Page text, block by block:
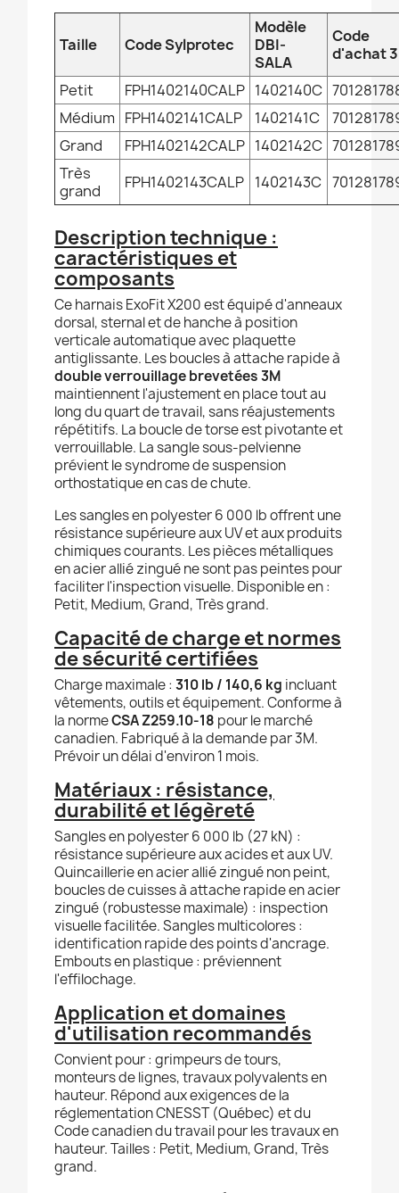
Taille Code Sylprotec
Modèle
DBI-
SALA
Code
d'achat
Petit
FPH1402140CALP 1402140C
Médium FPH1402141CALP 1402141C
Grand
FPH1402142CALP 1402142C
Très
grand
FPH1402143CALP 1402143C
Description technique :
caractéristiques et
composants
Ce harnais ExoFit X200 est équipé d'anneaux
dorsal, sternal et de hanche à position
verticale automatique avec plaquette
antiglissante. Les boucles à attache rapide à
double verrouillage brevetées 3M
maintiennent l'ajustement en place tout au
long du quart de travail, sans réajustements
répétitifs. La boucle de torse est pivotante et
verrouillable. La sangle sous-pelvienne
prévient le syndrome de suspension
orthostatique en cas de chute.
Les sangles en polyester 6 000 lb offrent une
résistance supérieure aux UV et aux produits
chimiques courants. Les pièces métalliques
en acier allié zingué ne sont pas peintes pour
faciliter l'inspection visuelle. Disponible en :
Petit, Medium, Grand, Très grand.
Capacité de charge et normes
de sécurité certifiées
Charge maximale : 310 lb / 140,6 kg incluant
vêtements, outils et équipement. Conforme à
la normeCSA Z259.10-18 pour le marché
canadien. Fabriqué à la demande par 3M.
Prévoir un délai d'environ 1 mois.
Matériaux : résistance,
durabilité et légèreté
Sangles en polyester 6 000 lb (27 kN) :
résistance supérieure aux acides et aux UV.
Quincaillerie en acier allié zingué non peint,
boucles de cuisses à attache rapide en acier
zingué (robustesse maximale) : inspection
visuelle facilitée. Sangles multicolores :
identification rapide des points d'ancrage.
Embouts en plastique : préviennent
l'effilochage.
Application et domaines
d'utilisation recommandés
Convient pour : grimpeurs de tours,
monteurs de lignes, travaux polyvalents en
hauteur. Répond aux exigences de la
réglementation CNESST (Québec) et du
Code canadien du travail pour les travaux en
hauteur. Tailles : Petit, Medium, Grand, Très
grand.